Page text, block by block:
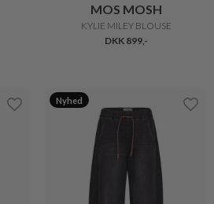
MOS MOSH
KYLIE MILEY BLOUSE
DKK 899,-
Nyhed